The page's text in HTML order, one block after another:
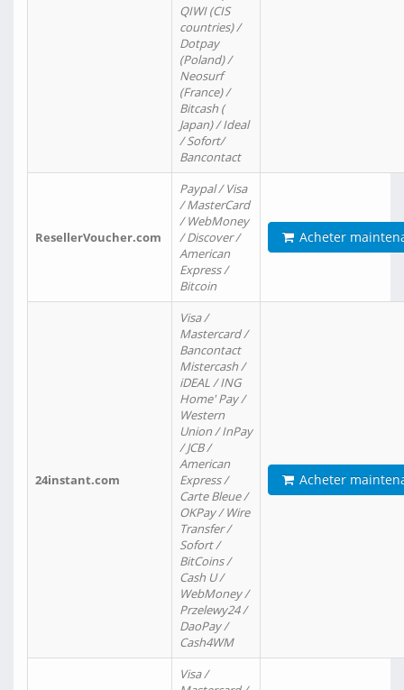
QIWI (CIS
countries) /
Dotpay
(Poland) /
Neosurf
(France) /
Bitcash (
Japan) / Ideal
/ Sofort/
Bancontact
ResellerVoucher.com
Paypal / Visa
/ MasterCard
/ WebMoney
/ Discover /
American
Express /
Bitcoin
Acheter
24instant.com
Visa /
Mastercard /
Bancontact
Mistercash /
iDEAL / ING
Home' Pay /
Western
Union / InPay
/ JCB /
American
Express /
Carte Bleue /
OKPay / Wire
Transfer /
Sofort /
BitCoins /
Cash U /
WebMoney /
Przelewy24 /
DaoPay /
Cash4WM
Acheter
Visa /